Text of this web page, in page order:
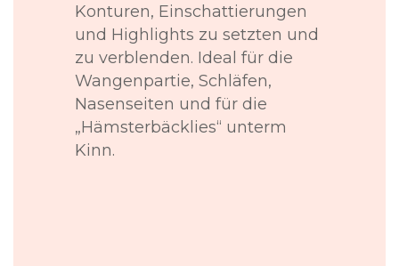
Konturen, Einschattierungen
und Highlights zu setzten und
zu verblenden. Ideal für die
Wangenpartie, Schläfen,
Nasenseiten und für die
„Hämsterbäcklies“ unterm
Kinn.